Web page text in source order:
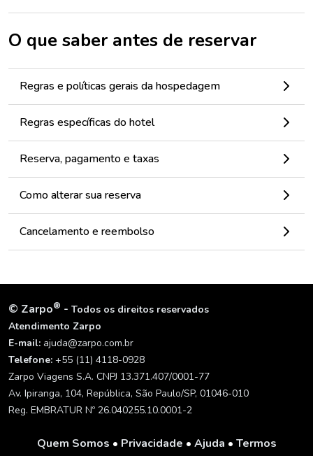
O que saber antes de reservar
Regras e políticas gerais da hospedagem
Regras específicas do hotel
Reserva, pagamento e taxas
Como alterar sua reserva
Cancelamento e reembolso
© Zarpo® - Todos os direitos reservados
Atendimento Zarpo
E-mail: ajuda@zarpo.com.br
Telefone: +55 (11) 4118-0928
Zarpo Viagens S.A. CNPJ 13.371.407/0001-77
Av. Ipiranga, 104, República, São Paulo/SP, 01046-010
Reg. EMBRATUR Nº 26.040255.10.0001-2
Quem Somos • Privacidade • Ajuda • Termos